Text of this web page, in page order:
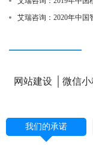
艾瑞咨询：2020年中
网站建设 微信
我们的承诺